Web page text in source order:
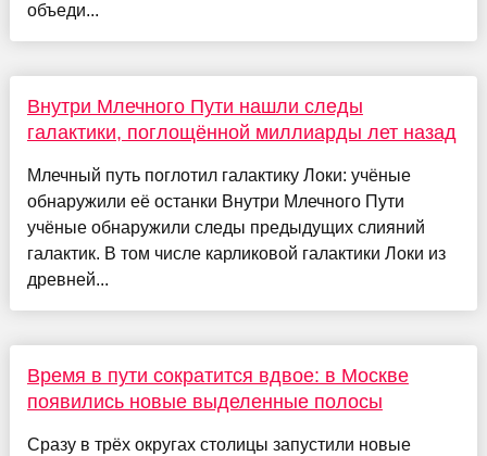
объеди...
Внутри Млечного Пути нашли следы
галактики, поглощённой миллиарды лет назад
Млечный путь поглотил галактику Локи: учёные
обнаружили её останки Внутри Млечного Пути
учёные обнаружили следы предыдущих слияний
галактик. В том числе карликовой галактики Локи из
древней...
Время в пути сократится вдвое: в Москве
появились новые выделенные полосы
Сразу в трёх округах столицы запустили новые